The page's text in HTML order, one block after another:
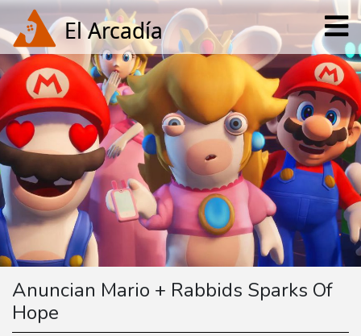
Anuncian Mario + Rabbids Sparks Of
Hope